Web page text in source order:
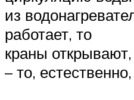
из
работает, то
краны
– то,